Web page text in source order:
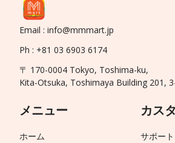
Email : info@mmmart.jp
Ph : +81 03 6903 6174
〒 170-0004 Tokyo, Toshima-ku,
Kita-Otsuka, Toshimaya Building 201,
メニュー
ホーム
カス
サポート